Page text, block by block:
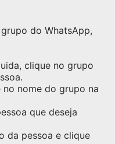
do WhatsApp,
clique no grupo
nome do grupo na
que deseja
da pessoa e clique